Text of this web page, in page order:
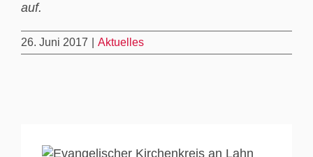
auf.
26. Juni 2017 Aktuelles